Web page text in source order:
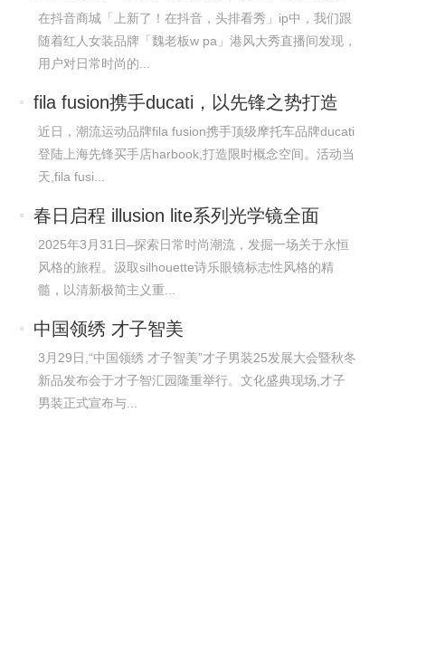
牌w.di
在抖音商城「上新了！在抖音，头排看秀」ip中，我们跟
随着红人女装品牌「魏老板w pa」港风大秀直播间发现，
用户对日常时尚的...
fila fusion携手ducati，以先锋之势打造
概
近日，潮流运动品牌fila fusion携手顶级摩托车品牌ducati
登陆上海先锋买手店harbook,打造限时概念空间。活动当
天,fila fusi...
春日启程 illusion lite系列光学镜全面
2025年3月31日–探索日常时尚潮流，发掘一场关于永恒
风格的旅程。汲取silhouette诗乐眼镜标志性风格的精
髓，以清新极简主义重...
中国领绣 才子智美
3月29日,“中国领绣 才子智美”才子男装25发展大会暨秋冬
新品发布会于才子智汇园隆重举行。文化盛典现场,才子
男装正式宣布与...